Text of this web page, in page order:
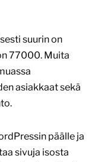
suurin on
77000. Muita
asiakkaat sekä
päälle ja
sivuja isosta